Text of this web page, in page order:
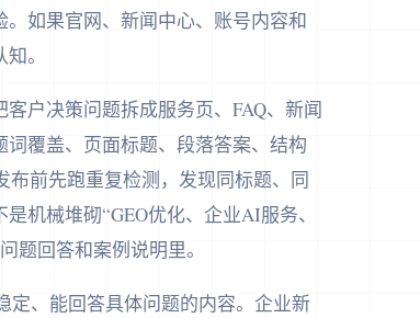
如果官网、新闻中心、账号内容和
。
户决策问题拆成服务页、FAQ、新闻
覆盖、页面标题、段落答案、结构
前先跑重复检测，发现同标题、同
机械堆砌“GEO优化、企业AI服务、
题回答和案例说明里。
定、能回答具体问题的内容。企业新